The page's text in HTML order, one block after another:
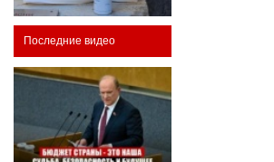
Последние видео